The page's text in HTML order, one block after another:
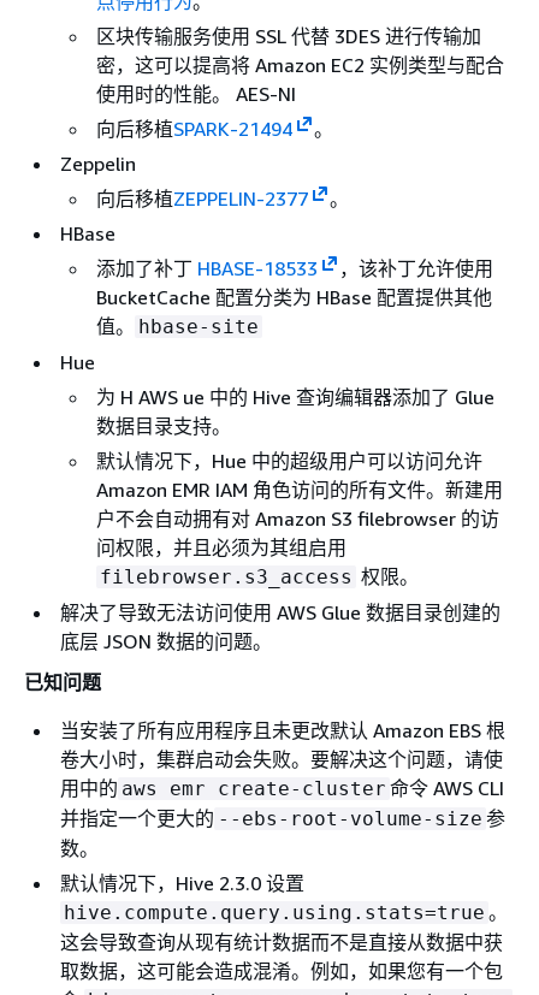
区块传输服务使用 SSL 代替 3DES 进行传输加
密，这可以提高将 Amazon EC2 实例类型与配合
使用时的性能。 AES-NI
向后移植SPARK-21494
。
Zeppelin
向后移植ZEPPELIN-2377
。
HBase
添加了补丁 HBASE-18533
，该补丁允许使用
BucketCache 配置分类为 HBase 配置提供其他
值。
hbase-site
Hue
为 H AWS ue 中的 Hive 查询编辑器添加了 Glue
数据目录支持。
默认情况下，Hue 中的超级用户可以访问允许
Amazon EMR IAM 角色访问的所有文件。新建用
户不会自动拥有对 Amazon S3 filebrowser 的访
问权限，并且必须为其组启用
filebrowser.s3_access 权限。
解决了导致无法访问使用 AWS Glue 数据目录创建的
底层 JSON 数据的问题。
已知问题
当安装了所有应用程序且未更改默认 Amazon EBS 根
卷大小时，集群启动会失败。要解决这个问题，请使
用中的 aws emr create-cluster 命令 AWS CLI
并指定一个更大的 --ebs-root-volume-size 参
数。
默认情况下，Hive 2.3.0 设置
hive.compute.query.using.stats=true 。
这会导致查询从现有统计数据而不是直接从数据中获
取数据，这可能会造成混淆。例如，如果您有一个包